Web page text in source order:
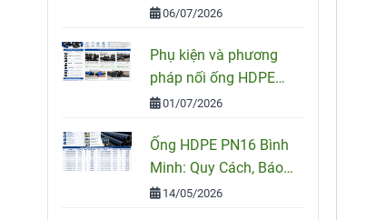
So Sánh PVC, PPR Và
06/07/2026
Phụ kiện và phương
pháp nối ống HDPE
đúng kỹ thuật
01/07/2026
Ống HDPE PN16 Bình
Minh: Quy Cách, Báo
Giá Và Cách Chọn
14/05/2026